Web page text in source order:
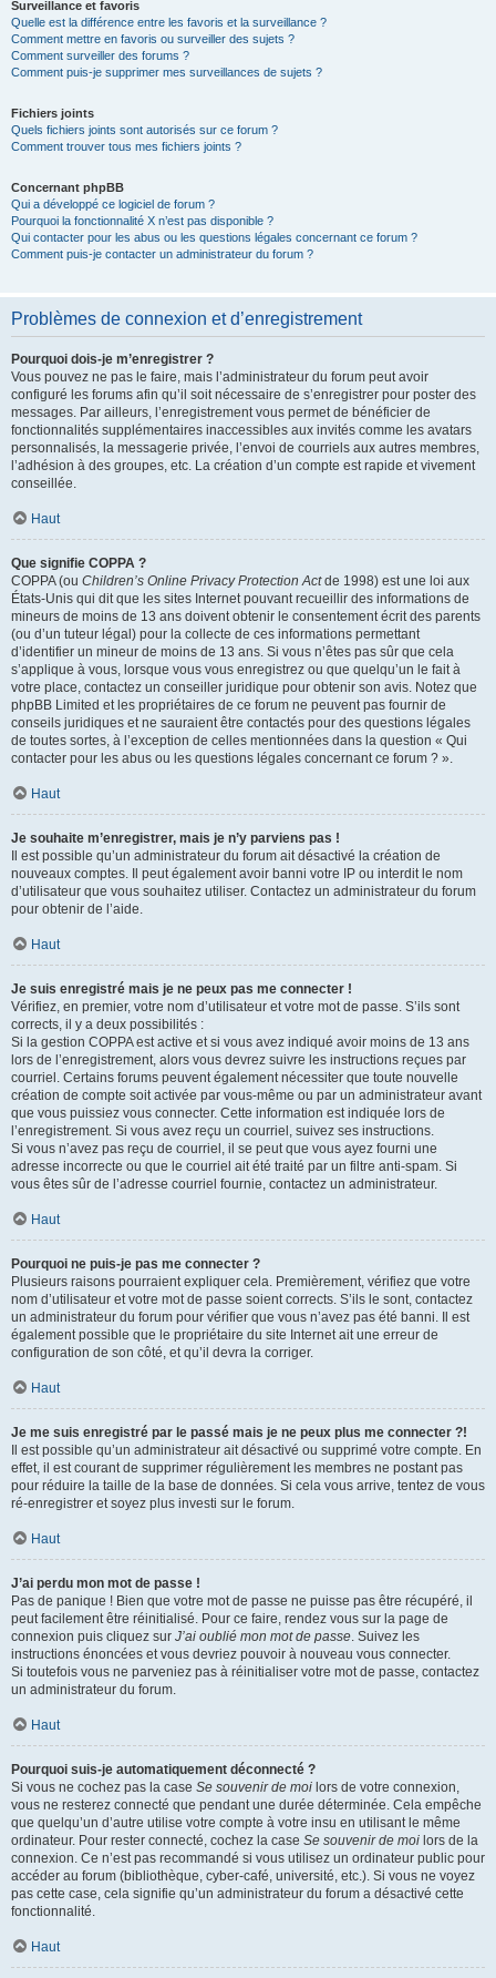
Surveillance et favoris
Quelle est la différence entre les favoris et la surveillance ?
Comment mettre en favoris ou surveiller des sujets ?
Comment surveiller des forums ?
Comment puis-je supprimer mes surveillances de sujets ?
Fichiers joints
Quels fichiers joints sont autorisés sur ce forum ?
Comment trouver tous mes fichiers joints ?
Concernant phpBB
Qui a développé ce logiciel de forum ?
Pourquoi la fonctionnalité X n’est pas disponible ?
Qui contacter pour les abus ou les questions légales concernant ce forum ?
Comment puis-je contacter un administrateur du forum ?
Problèmes de connexion et d’enregistrement
Pourquoi dois-je m’enregistrer ?
Vous pouvez ne pas le faire, mais l’administrateur du forum peut avoir
configuré les forums afin qu’il soit nécessaire de s’enregistrer pour poster des
messages. Par ailleurs, l’enregistrement vous permet de bénéficier de
fonctionnalités supplémentaires inaccessibles aux invités comme les avatars
personnalisés, la messagerie privée, l’envoi de courriels aux autres membres,
l’adhésion à des groupes, etc. La création d’un compte est rapide et vivement
conseillée.
Haut
Que signifie COPPA ?
COPPA (ou Children’s Online Privacy Protection Actde 1998) est une loi aux
États-Unis qui dit que les sites Internet pouvant recueillir des informations de
mineurs de moins de 13 ans doivent obtenir le consentement écrit des parents
(ou d’un tuteur légal) pour la collecte de ces informations permettant
d’identifier un mineur de moins de 13 ans. Si vous n’êtes pas sûr que cela
s’applique à vous, lorsque vous vous enregistrez ou que quelqu’un le fait à
votre place, contactez un conseiller juridique pour obtenir son avis. Notez que
phpBB Limited et les propriétaires de ce forum ne peuvent pas fournir de
conseils juridiques et ne sauraient être contactés pour des questions légales
de toutes sortes, à l’exception de celles mentionnées dans la question « Qui
contacter pour les abus ou les questions légales concernant ce forum ? ».
Haut
Je souhaite m’enregistrer, mais je n’y parviens pas !
Il est possible qu’un administrateur du forum ait désactivé la création de
nouveaux comptes. Il peut également avoir banni votre IP ou interdit le nom
d’utilisateur que vous souhaitez utiliser. Contactez un administrateur du forum
pour obtenir de l’aide.
Haut
Je suis enregistré mais je ne peux pas me connecter !
Vérifiez, en premier, votre nom d’utilisateur et votre mot de passe. S’ils sont
corrects, il y a deux possibilités :
Si la gestion COPPA est active et si vous avez indiqué avoir moins de 13 ans
lors de l’enregistrement, alors vous devrez suivre les instructions reçues par
courriel. Certains forums peuvent également nécessiter que toute nouvelle
création de compte soit activée par vous-même ou par un administrateur avant
que vous puissiez vous connecter. Cette information est indiquée lors de
l’enregistrement. Si vous avez reçu un courriel, suivez ses instructions.
Si vous n’avez pas reçu de courriel, il se peut que vous ayez fourni une
adresse incorrecte ou que le courriel ait été traité par un filtre anti-spam. Si
vous êtes sûr de l’adresse courriel fournie, contactez un administrateur.
Haut
Pourquoi ne puis-je pas me connecter ?
Plusieurs raisons pourraient expliquer cela. Premièrement, vérifiez que votre
nom d’utilisateur et votre mot de passe soient corrects. S’ils le sont, contactez
un administrateur du forum pour vérifier que vous n’avez pas été banni. Il est
également possible que le propriétaire du site Internet ait une erreur de
configuration de son côté, et qu’il devra la corriger.
Haut
Je me suis enregistré par le passé mais je ne peux plus me connecter ?!
Il est possible qu’un administrateur ait désactivé ou supprimé votre compte. En
effet, il est courant de supprimer régulièrement les membres ne postant pas
pour réduire la taille de la base de données. Si cela vous arrive, tentez de vous
ré-enregistrer et soyez plus investi sur le forum.
Haut
J’ai perdu mon mot de passe !
Pas de panique ! Bien que votre mot de passe ne puisse pas être récupéré, il
peut facilement être réinitialisé. Pour ce faire, rendez vous sur la page de
connexion puis cliquez sur J’ai oublié mon mot de passe. Suivez les
instructions énoncées et vous devriez pouvoir à nouveau vous connecter.
Si toutefois vous ne parveniez pas à réinitialiser votre mot de passe, contactez
un administrateur du forum.
Haut
Pourquoi suis-je automatiquement déconnecté ?
Si vous ne cochez pas la case Se souvenir de moi lors de votre connexion,
vous ne resterez connecté que pendant une durée déterminée. Cela empêche
que quelqu’un d’autre utilise votre compte à votre insu en utilisant le même
ordinateur. Pour rester connecté, cochez la case Se souvenir de moi lors de la
connexion. Ce n’est pas recommandé si vous utilisez un ordinateur public pour
accéder au forum (bibliothèque, cyber-café, université, etc.). Si vous ne voyez
pas cette case, cela signifie qu’un administrateur du forum a désactivé cette
fonctionnalité.
Haut